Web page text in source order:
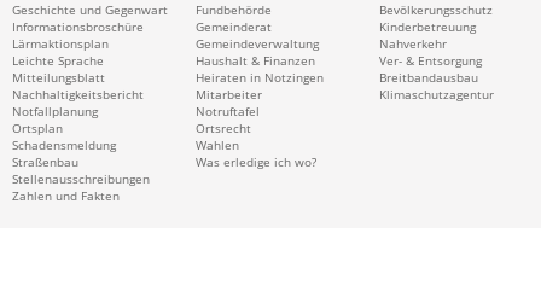
Geschichte und Gegenwart
Informationsbroschüre
Lärmaktionsplan
Leichte Sprache
Mitteilungsblatt
Nachhaltigkeitsbericht
Notfallplanung
Ortsplan
Schadensmeldung
Straßenbau
Stellenausschreibungen
Zahlen und Fakten
Fundbehörde
Gemeinderat
Gemeindeverwaltung
Haushalt & Finanzen
Heiraten in Notzingen
Mitarbeiter
Notruftafel
Ortsrecht
Wahlen
Was erledige ich wo?
Bevölkerungsschutz
Kinderbetreuung
Nahverkehr
Ver- & Entsorgung
Breitbandausbau
Klimaschutzagentur